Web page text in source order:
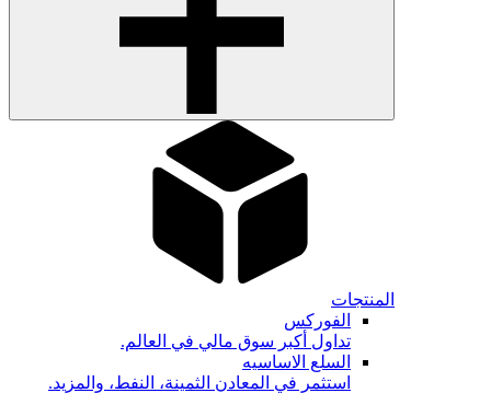
المنتجات
الفوركس
تداول أكبر سوق مالي في العالم.
السلع الاساسيه
استثمر في المعادن الثمينة، النفط، والمزيد.